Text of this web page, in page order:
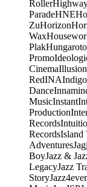
Roller
ParadeHNE
ZuHorizon
Wax
Plak
Promo
CinemaIllusion
RedINA
Dance
MusicInstant
Production
Records
RecordsIsland
Adventures
BoyJazz &
LegacyJazz
StoryJazz4ever